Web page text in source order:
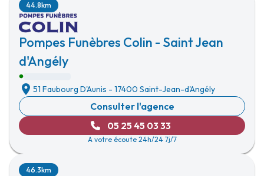
Pompes Funèbres Colin - Saint Jean
d'Angély
44.8km
51 Faubourg D'Aunis - 17400 Saint-Jean-d'Angély
Consulter l'agence
05 25 45 03 33
A votre écoute 24h/24 7j/7
46.3km